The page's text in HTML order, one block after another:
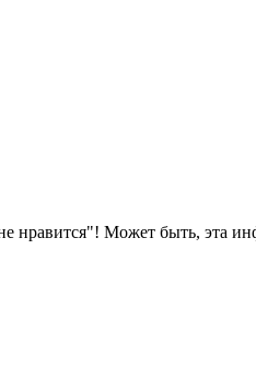
нравится"! Может быть, эта